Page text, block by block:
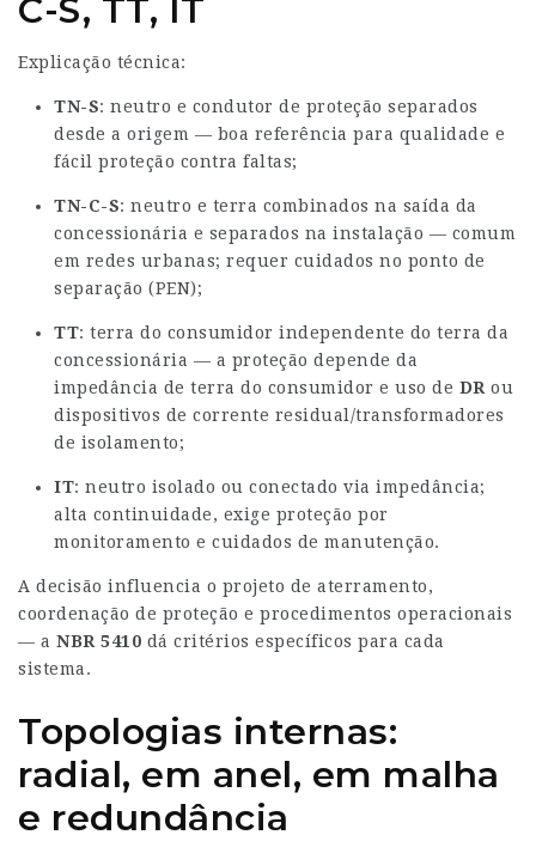
C-S, TT, IT
Explicação técnica:
TN-S: neutro e condutor de proteção separados
desde a origem — boa referência para qualidade e
fácil proteção contra faltas;
TN-C-S: neutro e terra combinados na saída da
concessionária e separados na instalação — comum
em redes urbanas; requer cuidados no ponto de
separação (PEN);
TT: terra do consumidor independente do terra da
concessionária — a proteção depende da
impedância de terra do consumidor e uso de DR ou
dispositivos de corrente residual/transformadores
de isolamento;
IT: neutro isolado ou conectado via impedância;
alta continuidade, exige proteção por
monitoramento e cuidados de manutenção.
A decisão influencia o projeto de aterramento,
coordenação de proteção e procedimentos operacionais
— a NBR 5410 dá critérios específicos para cada
sistema.
Topologias internas:
radial, em anel, em malha
e redundância